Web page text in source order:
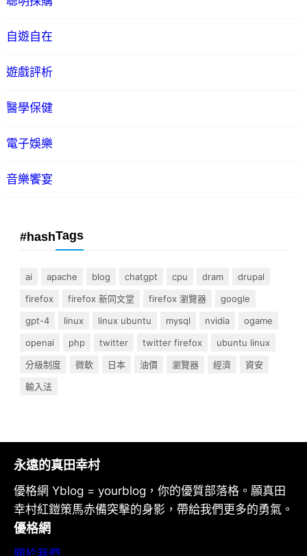
自遊自在
遊戲評析
醫學保健
電子娛樂
音樂饗宴
#hashTags
ai apache blog chatgpt cpu dram
drupal
firefox
firefox 新同文堂 firefox 瀏覽器
google
gpt-4
linux linux ubuntu mysql nvidia
ogame
openai
php twitter twitter firefox
ubuntu linux
分級制度
微軟 日本 油價 瀏覽器 經濟
資安
輸入法
永遠的真田幸村
優格網 Yblog = yourblog，你的優質部落格。願真田
幸村紅鎧策馬赤備突擊的身影，帶給我們更多的勇氣。
優格網